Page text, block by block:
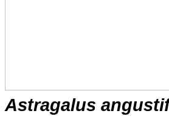
Astragalus